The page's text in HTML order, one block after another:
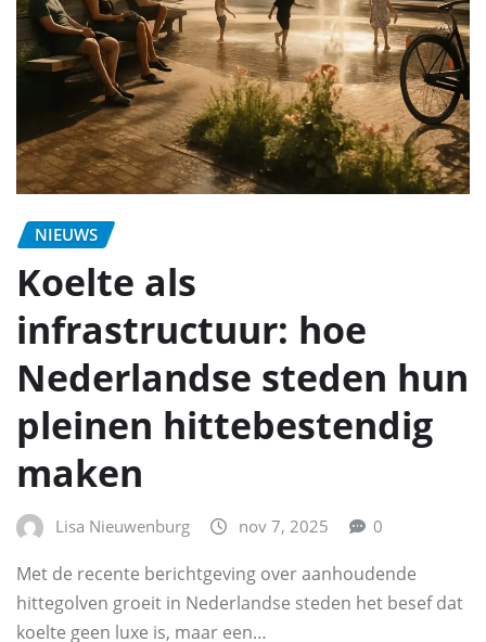
NIEUWS
Koelte als
infrastructuur: hoe
Nederlandse steden hun
pleinen hittebestendig
maken
Lisa Nieuwenburg nov 7, 2025 0
Met de recente berichtgeving over aanhoudende
hittegolven groeit in Nederlandse steden het besef dat
koelte geen luxe is, maar een…